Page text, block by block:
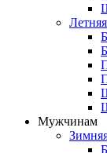
Мужчинам